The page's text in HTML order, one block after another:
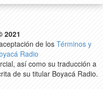
2021
de los Términos y
Radio
así como su traducción a
de su titular Boyacá Radio.